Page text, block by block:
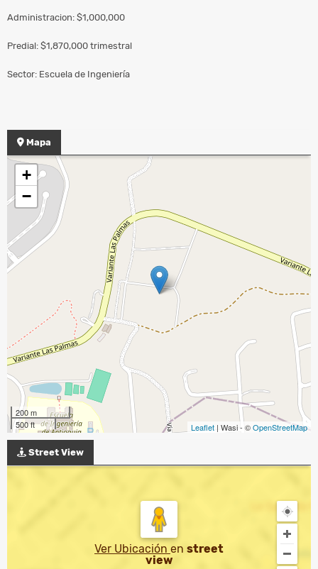
Administracion: $1,000,000
Predial: $1,870,000 trimestral
Sector: Escuela de Ingeniería
Mapa
+
−
200 m
500 ft
Leaflet | Wasi - ©OpenStreetMap
Street View
Ver Ubicación en street
view